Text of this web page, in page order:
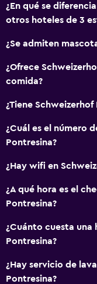
¿En qué se
otros hoteles de 3
¿Se admiten
¿Ofrece
comida?
¿Tiene
¿Cuál es el número
Pontresina?
¿Hay wifi en
¿A qué hora es el
Pontresina?
¿Cuánto cuesta una
Pontresina?
¿Hay servicio de
Pontresina?